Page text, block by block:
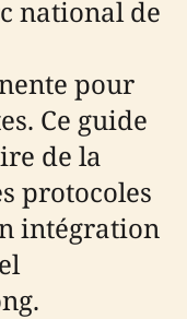
national de
pour
Ce guide
de la
protocoles
intégration